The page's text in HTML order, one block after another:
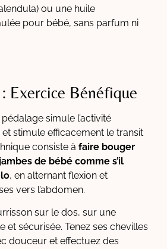
ou une huile
pour bébé, sans parfum ni
Exercice Bénéfique
simule l’activité
stimule efficacement le transit
consiste à faire bouger
de bébé comme s’il
, en alternant flexion et
vers l’abdomen.
sur le dos, sur une
et sécurisée. Tenez ses chevilles
douceur et effectuez des